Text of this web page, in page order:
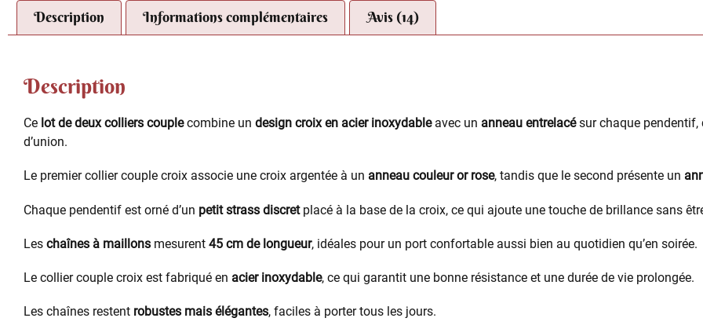
Description Informations complémentaires Avis (14)
Description
Ce lot de deux colliers couplecombine un design croix en acier inoxydableavec un anneau entrelacésur chaque pendentif,
d’union.
Le premier collier couple croix associe une croix argentée à un anneau couleur or rose, tandis que le second présente un
Chaque pendentif est orné d’un petit strass discretplacé à la base de la croix, ce qui ajoute une touche de brillance sans
Les chaînes à maillons mesurent 45 cm de longueur, idéales pour un port confortable aussi bien au quotidien qu’en soirée.
Le collier couple croix est fabriqué en acier inoxydable, ce qui garantit une bonne résistance et une durée de vie prolongée.
Les chaînes restent robustes mais élégantes, faciles à porter tous les jours.